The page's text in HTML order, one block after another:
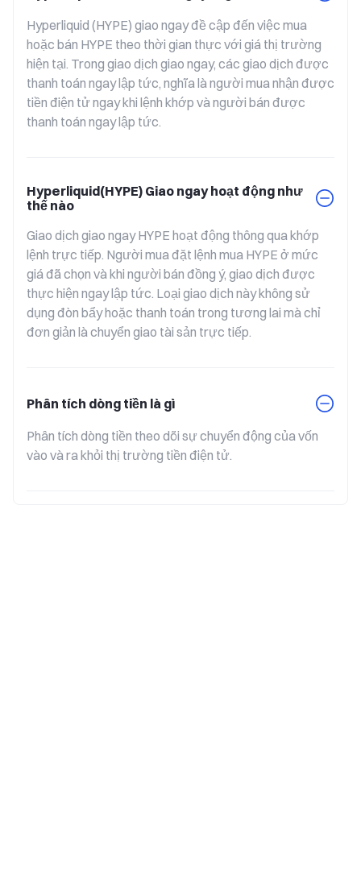
Hyperliquid (HYPE) giao ngay đề cập đến việc mua
hoặc bán HYPE theo thời gian thực với giá thị trường
hiện tại. Trong giao dịch giao ngay, các giao dịch được
thanh toán ngay lập tức, nghĩa là người mua nhận được
tiền điện tử ngay khi lệnh khớp và người bán được
thanh toán ngay lập tức.
Hyperliquid(HYPE) Giao ngay hoạt động như
thế nào
Giao dịch giao ngay HYPE hoạt động thông qua khớp
lệnh trực tiếp. Người mua đặt lệnh mua HYPE ở mức
giá đã chọn và khi người bán đồng ý, giao dịch được
thực hiện ngay lập tức. Loại giao dịch này không sử
dụng đòn bẩy hoặc thanh toán trong tương lai mà chỉ
đơn giản là chuyển giao tài sản trực tiếp.
Phân tích dòng tiền là gì
Phân tích dòng tiền theo dõi sự chuyển động của vốn
vào và ra khỏi thị trường tiền điện tử.